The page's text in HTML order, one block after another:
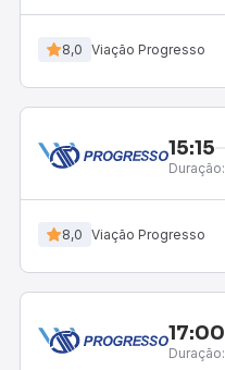
8,0 Viação Progresso
15:15
Duração:
8,0 Viação Progresso
17:00
Duração: